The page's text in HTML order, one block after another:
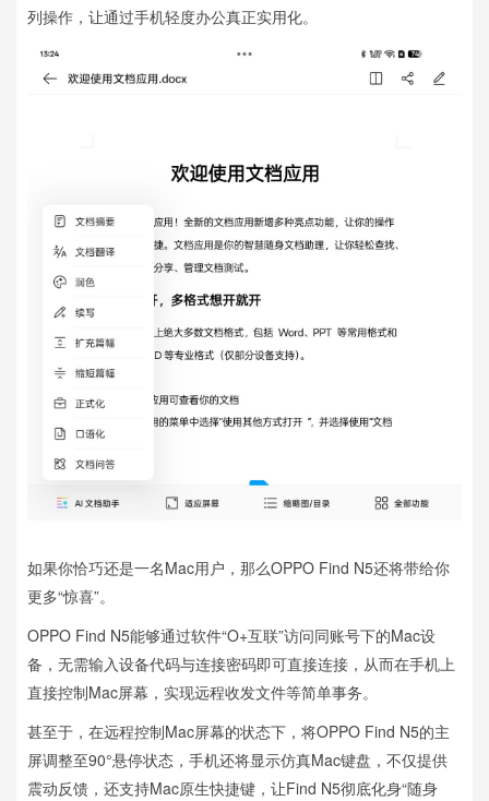
列操作，让通过手机轻度办公真正实用化。
如果你恰巧还是一名Mac用户，那么OPPO Find N5还将带给你
更多“惊喜”。
OPPO Find N5能够通过软件“O+互联”访问同账号下的Mac设
备，无需输入设备代码与连接密码即可直接连接，从而在手机上
直接控制Mac屏幕，实现远程收发文件等简单事务。
甚至于，在远程控制Mac屏幕的状态下，将OPPO Find N5的主
屏调整至90°悬停状态，手机还将显示仿真Mac键盘，不仅提供
震动反馈，还支持Mac原生快捷键，让Find N5彻底化身“随身